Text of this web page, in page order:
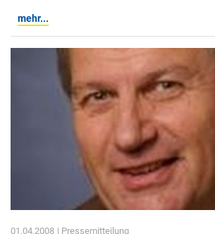
mehr...
01.04.2008 | Pressemitteilung